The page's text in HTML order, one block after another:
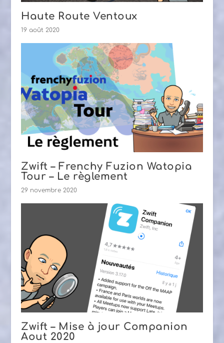
Haute Route Ventoux
19 août 2020
Zwift – Frenchy Fuzion Watopia
Tour – Le règlement
29 novembre 2020
Zwift – Mise à jour Companion
Aout 2020